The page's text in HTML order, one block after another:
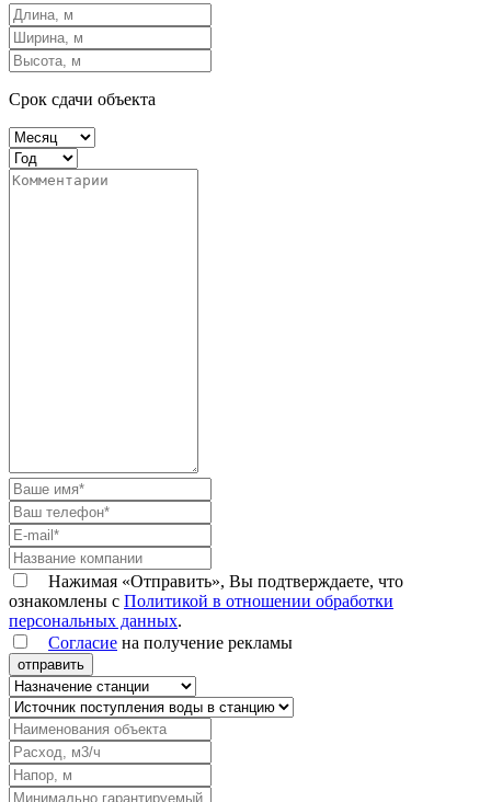
Срок сдачи объекта
Нажимая «Отправить», Вы подтверждаете, что
ознакомлены с Политикой в отношении обработки
персональных данных.
Согласие на получение рекламы
отправить